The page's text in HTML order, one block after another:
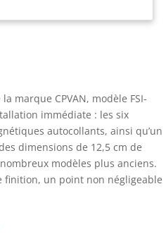
d'une application pour
fil. (Vous trouverez des
】Avec nos détecteurs
sur un niveau
vous permet de profiter
sommeil, sans que les
très faible clignote toutes
le détecteur est en service.
LED rouge clignote
de fumée CPVAN est
ce détecteur durable
marque CPVAN, modèle FSI-
immédiate : les six
autocollants, ainsi qu’un
dimensions de 12,5 cm de
modèles plus anciens.
finition, un point non négligeable